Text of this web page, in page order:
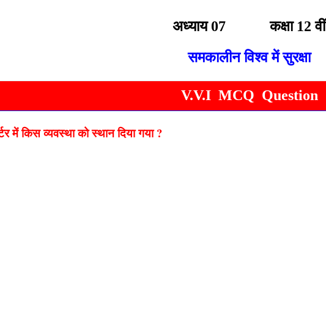
अध्याय 07 कक्षा 12 वीं
समकालीन विश्व में सुरक्षा
V.V.I MCQ Question
में किस व्यवस्था को स्थान दिया गया ?